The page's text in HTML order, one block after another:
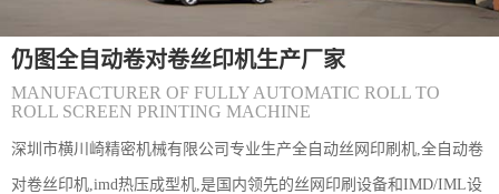
仍图全自动卷对卷丝印机生产厂家
MANUFACTURER OF FULLY AUTOMATIC ROLL TO
ROLL SCREEN PRINTING MACHINE
深圳市横川崎精密机械有限公司专业生产全自动丝网印刷机,全自动卷
对卷丝印机,imd热压成型机,是国内领先的丝网印刷设备和IMD/IML设
与工艺调整 温湿度控制&zwnj;保持车间温度24&deg;C左右、湿度
65%左右，避免高温低湿导致油墨粘度异常升高。夏季需